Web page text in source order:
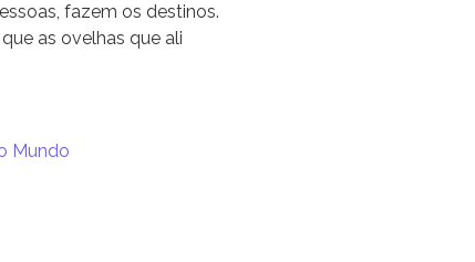
fazem os destinos.
as ovelhas que ali
Mundo